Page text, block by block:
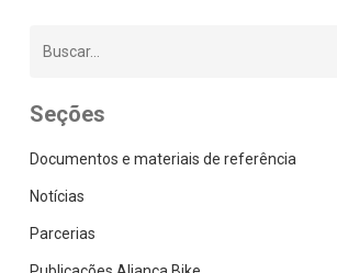
Seções
Documentos e materiais de referência
Notícias
Parcerias